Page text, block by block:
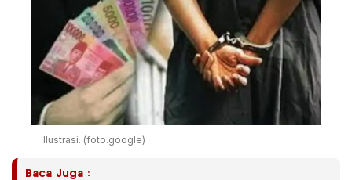
Ilustrasi. (foto.google)
Baca Juga :